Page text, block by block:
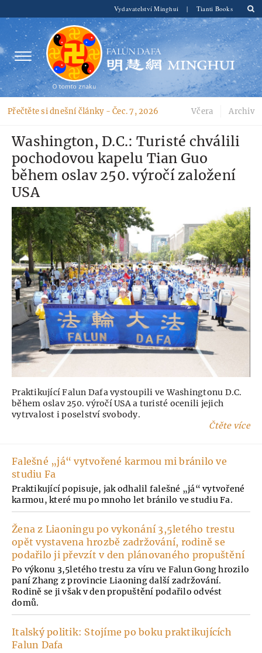
Vydavatelství Minghui | Tianti Books
Přečtěte si dnešní články -Čec. 7, 2026 Včera Archiv
Washington, D.C.: Turisté chválili
pochodovou kapelu Tian Guo
během oslav 250. výročí založení
USA
Praktikující Falun Dafa vystoupili ve Washingtonu D.C.
během oslav 250. výročí USA a turisté ocenili jejich
vytrvalost i poselství svobody.
Čtěte více
Falešné „já“ vytvořené karmou mi bránilo ve
studiu Fa
Praktikující popisuje, jak odhalil falešné „já“ vytvořené
karmou, které mu po mnoho let bránilo ve studiu Fa.
Žena z Liaoningu po vykonání 3,5letého trestu
opět vystavena hrozbě zadržování, rodině se
podařilo ji převzít v den plánovaného propuštění
Po výkonu 3,5letého trestu za víru ve Falun Gong hrozilo
paní Zhang z provincie Liaoning další zadržování.
Rodině se ji však v den propuštění podařilo odvést
domů.
Italský politik: Stojíme po boku praktikujících
Falun Dafa